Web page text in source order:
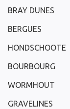
BRAY DUNES
BERGUES
HONDSCHOOTE
BOURBOURG
WORMHOUT
GRAVELINES